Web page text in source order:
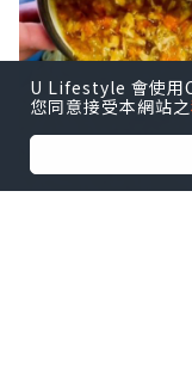
U Lifestyle 會使用
您同意接受本網站之